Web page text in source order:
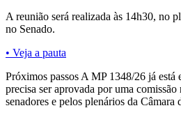
A reunião será realizada às 14h30, no
no Senado.
• Veja a pauta
Próximos passos A MP 1348/26 já está
precisa ser aprovada por uma comissão
senadores e pelos plenários da Câmara